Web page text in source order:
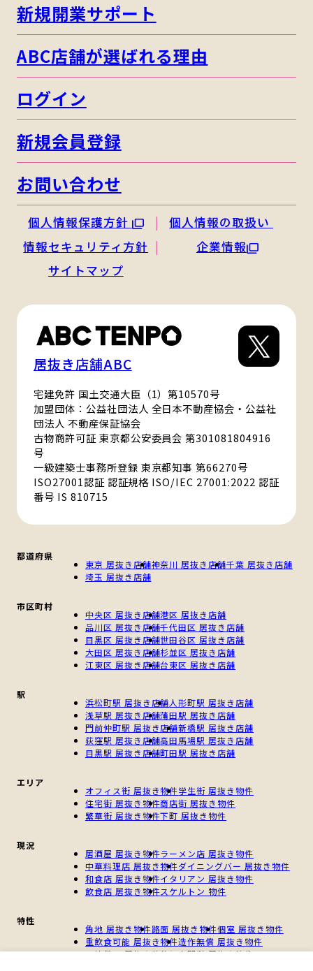
新規開業サポート
ABC店舗が選ばれる理由
ログイン
新規会員登録
お問い合わせ
個人情報保護方針
個人情報の取扱い
情報セキュリティ方針
企業情報
サイトマップ
居抜き店舗ABC
宅建免許 国土交通大臣（1）第10570号
加盟団体：公益社団法人 全日本不動産協会・公益社
団法人 不動産保証協会
古物商許可証 東京都公安委員会 第301081804916
号
一級建築士事務所登録 東京都知事 第66270号
ISO27001認証 認証規格 ISO/IEC 27001:2022 認証
番号 IS 810715
都道府県
東京 居抜き店舗神奈川 居抜き店舗千葉 居抜き店舗
埼玉 居抜き店舗
市区町村
中央区 居抜き店舗港区 居抜き店舗
品川区 居抜き店舗千代田区 居抜き店舗
目黒区 居抜き店舗世田谷区 居抜き店舗
大田区 居抜き店舗杉並区 居抜き店舗
江東区 居抜き店舗台東区 居抜き店舗
駅
浜松町駅 居抜き店舗人形町駅 居抜き店舗
浅草駅 居抜き店舗蒲田駅 居抜き店舗
門前仲町駅 居抜き店舗新橋駅 居抜き店舗
荻窪駅 居抜き店舗高田馬場駅 居抜き店舗
目黒駅 居抜き店舗町田駅 居抜き店舗
エリア
オフィス街 居抜き物件学生街 居抜き物件
住宅街 居抜き物件商店街 居抜き物件
繁華街 居抜き物件下町 居抜き物件
現況
居酒屋 居抜き物件ラーメン店 居抜き物件
中華料理店 居抜き物件ダイニングバー 居抜き物件
和食店 居抜き物件イタリアン 居抜き物件
飲食店 居抜き物件スケルトン 物件
特性
角地 居抜き物件路面 居抜き物件個室 居抜き物件
重飲食可能 居抜き物件造作無償 居抜き物件
一棟貸し 居抜き物件個人開業 居抜き物件